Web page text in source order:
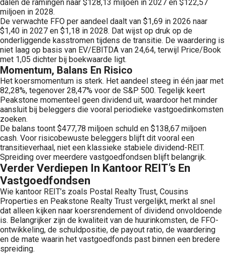
dalen de ramingen naar $128,13 miljoen in 2027 en $122,57
miljoen in 2028.
De verwachte FFO per aandeel daalt van $1,69 in 2026 naar
$1,40 in 2027 en $1,18 in 2028. Dat wijst op druk op de
onderliggende kasstromen tijdens de transitie. De waardering is
niet laag op basis van EV/EBITDA van 24,64, terwijl Price/Book
met 1,05 dichter bij boekwaarde ligt.
Momentum, Balans En Risico
Het koersmomentum is sterk. Het aandeel steeg in één jaar met
82,28%, tegenover 28,47% voor de S&P 500. Tegelijk keert
Peakstone momenteel geen dividend uit, waardoor het minder
aansluit bij beleggers die vooral periodieke vastgoedinkomsten
zoeken.
De balans toont $477,78 miljoen schuld en $138,67 miljoen
cash. Voor risicobewuste beleggers blijft dit vooral een
transitieverhaal, niet een klassieke stabiele dividend-REIT.
Spreiding over meerdere vastgoedfondsen blijft belangrijk.
Verder Verdiepen In Kantoor REIT’s En
Vastgoedfondsen
Wie kantoor REIT’s zoals Postal Realty Trust, Cousins
Properties en Peakstone Realty Trust vergelijkt, merkt al snel
dat alleen kijken naar koersrendement of dividend onvoldoende
is. Belangrijker zijn de kwaliteit van de huurinkomsten, de FFO-
ontwikkeling, de schuldpositie, de payout ratio, de waardering
en de mate waarin het vastgoedfonds past binnen een bredere
spreiding.